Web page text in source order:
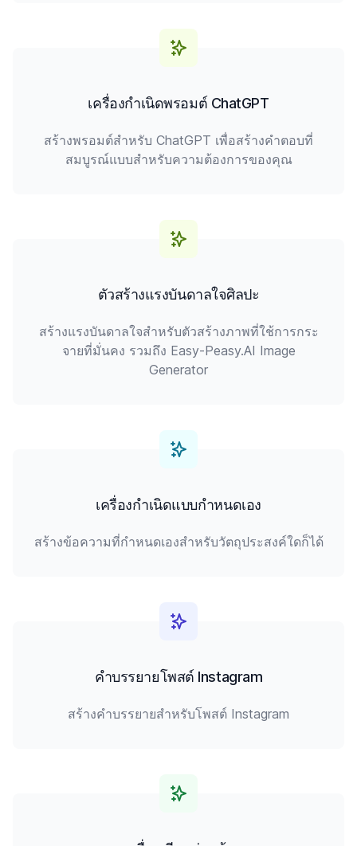
เครื่องกำเนิดพรอมต์ ChatGPT
สร้างพรอมต์สำหรับ ChatGPT เพื่อสร้างคำตอบที่
สมบูรณ์แบบสำหรับความต้องการของคุณ
ตัวสร้างแรงบันดาลใจศิลปะ
สร้างแรงบันดาลใจสำหรับตัวสร้างภาพที่ใช้การกระ
จายที่มั่นคง รวมถึง Easy-Peasy.AI Image
Generator
เครื่องกำเนิดแบบกำหนดเอง
สร้างข้อความที่กำหนดเองสำหรับวัตถุประสงค์ใดก็ได้
คำบรรยายโพสต์ Instagram
สร้างคำบรรยายสำหรับโพสต์ Instagram